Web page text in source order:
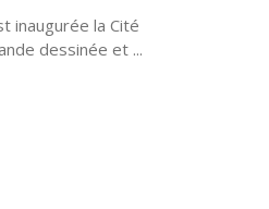
inaugurée la Cité
dessinée et ...